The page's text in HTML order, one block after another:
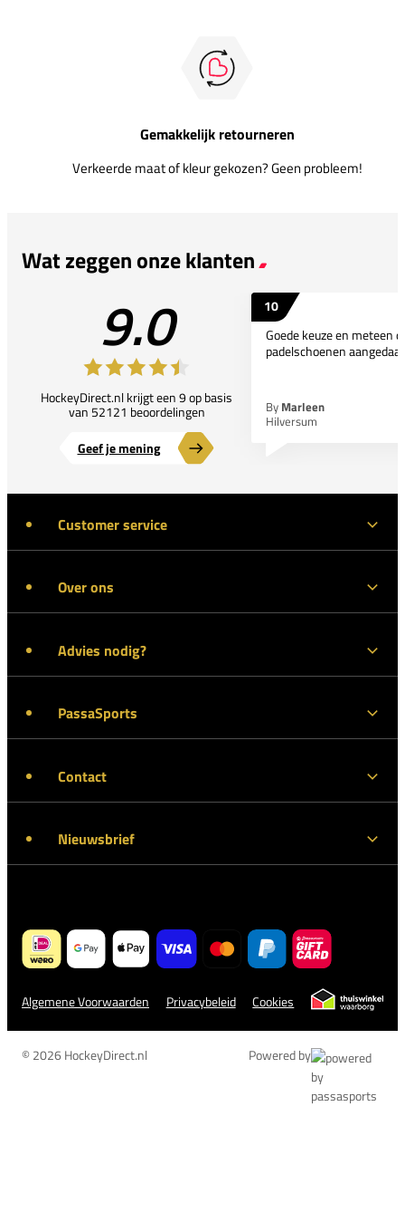
Gemakkelijk retourneren
Verkeerde maat of kleur gekozen? Geen probleem!
Wat zeggen onze klanten
9.0
HockeyDirect.nl krijgt een 9 op basis
van 52121 beoordelingen
Geef je mening
10
Goede keuze en meteen
padelschoenen
By Marleen
Hilversum
Customer service
Over ons
Advies nodig?
PassaSports
Contact
Nieuwsbrief
Algemene Voorwaarden Privacybeleid Cookies
© 2026 HockeyDirect.nl Powered by